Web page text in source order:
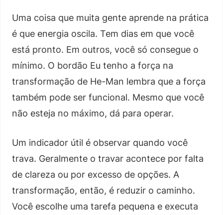
Uma coisa que muita gente aprende na prática
é que energia oscila. Tem dias em que você
está pronto. Em outros, você só consegue o
mínimo. O bordão Eu tenho a força na
transformação de He-Man lembra que a força
também pode ser funcional. Mesmo que você
não esteja no máximo, dá para operar.
Um indicador útil é observar quando você
trava. Geralmente o travar acontece por falta
de clareza ou por excesso de opções. A
transformação, então, é reduzir o caminho.
Você escolhe uma tarefa pequena e executa